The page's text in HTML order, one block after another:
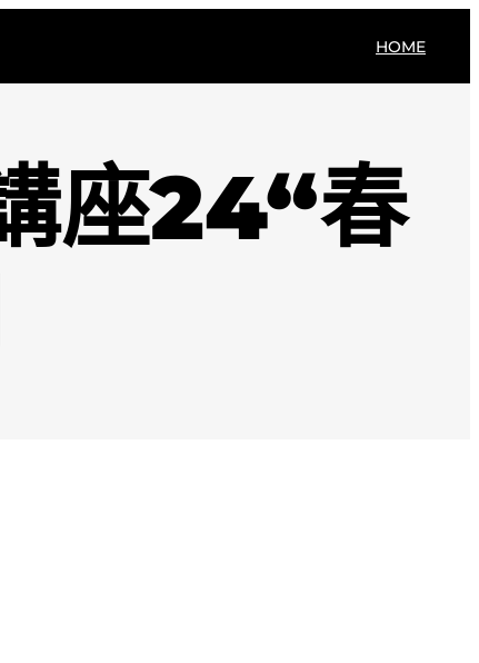
HOME
座24“春